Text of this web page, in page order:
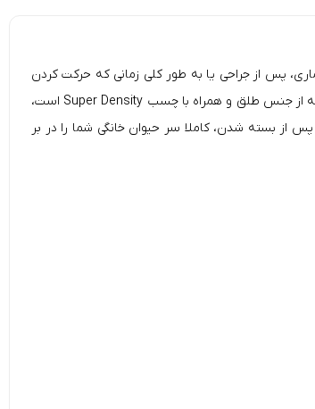
پس از جراحی یا به طور کلی زمانی که حرکت کردن
برای حیوان خطرناک است، مورد استفاده قرار می‌گیرد. گردنبند الیزابت سگ و گربه لبه دار و چسبی (Elizabeth Dog & Cat Necklace With Edge & Adhesive) نیناپت که از جنس طلق و همراه با چسب Super Density است،
از بسته شدن، کاملا سر حیوان خانگی شما را در بر